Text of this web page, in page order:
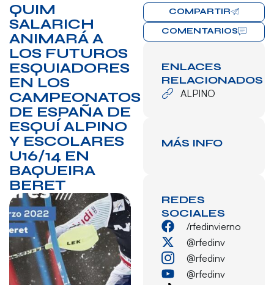
QUIM
SALARICH
ANIMARÁ A
LOS FUTUROS
ESQUIADORES
EN LOS
CAMPEONATOS
DE ESPAÑA DE
ESQUÍ ALPINO
Y ESCOLARES
U16/14 EN
BAQUEIRA
BERET
COMPARTIR
COMENTARIOS
ENLACES
RELACIONADOS
ALPINO
MÁS INFO
REDES
SOCIALES
/rfedinvierno
@rfedinv
@rfedinv
@rfedinv